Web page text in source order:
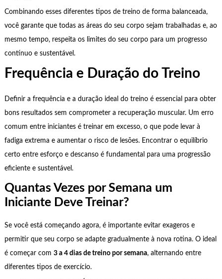
Combinando esses diferentes tipos de treino de forma balanceada,
você garante que todas as áreas do seu corpo sejam trabalhadas e, ao
mesmo tempo, respeita os limites do seu corpo para um progresso
contínuo e sustentável.
Frequência e Duração do Treino
Definir a frequência e a duração ideal do treino é essencial para obter
bons resultados sem comprometer a recuperação muscular. Um erro
comum entre iniciantes é treinar em excesso, o que pode levar à
fadiga extrema e aumentar o risco de lesões. Encontrar o equilíbrio
certo entre esforço e descanso é fundamental para uma progressão
eficiente e sustentável.
Quantas Vezes por Semana um
Iniciante Deve Treinar?
Se você está começando agora, é importante evitar exageros e
permitir que seu corpo se adapte gradualmente à nova rotina. O ideal
é começar com 3 a 4 dias de treino por semana, alternando entre
diferentes tipos de exercício.